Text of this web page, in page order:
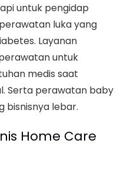
untuk pengidap
luka yang
Layanan
untuk
medis saat
Serta perawatan baby
bisnisnya lebar.
Home Care